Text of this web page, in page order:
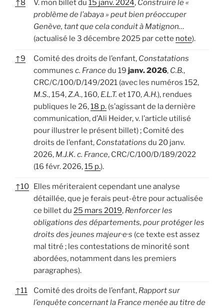
↑8 V. mon billet du 15 janv. 2024, Construire le «
problème de l’abaya » peut bien préoccuper
Genève, tant que cela conduit à Matignon…
(actualisé le 3 décembre 2025 par cette note).
↑9 Comité des droits de l’enfant, Constatations
communes c. Francedu 19 janv. 2026, C.B.,
CRC/C/100/D/149/2021 (avec les numéros 152,
M.S., 154,Z.A., 160, E.L.T. et 170,A.H.), rendues
publiques le 26,18 p. (s’agissant de la dernière
communication, d’Ali Heider, v. l’article utilisé
pour illustrer le présent billet) ; Comité des
droits de l’enfant, Constatations du 20 janv.
2026, M.J.K. c. France, CRC/C/100/D/189/2022
(16 févr. 2026,15 p.).
↑10 Elles mériteraient cependant une analyse
détaillée, que je ferais peut-être pour actualisée
ce billet du 25 mars 2019, Renforcer les
obligations des départements, pour protéger les
droits des jeunes majeur·e·s (ce texte est assez
mal titré ; les contestations de minorité sont
abordées, notamment dans les premiers
paragraphes).
↑11 Comité des droits de l’enfant, Rapport sur
l’enquête concernant la France menée au titre de